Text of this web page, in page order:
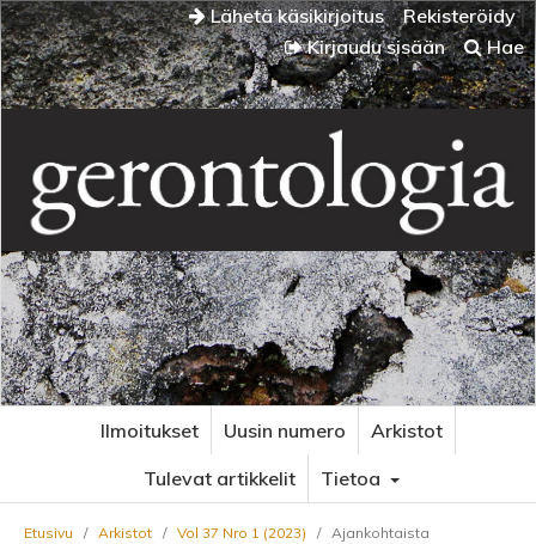
Lähetä käsikirjoitus
Rekisteröidy
Kirjaudu sisään
Hae
Ilmoitukset Uusin numero
Arkistot
Tulevat artikkelit
Tietoa
Etusivu / Arkistot / Vol 37 Nro 1 (2023) / Ajankohtaista